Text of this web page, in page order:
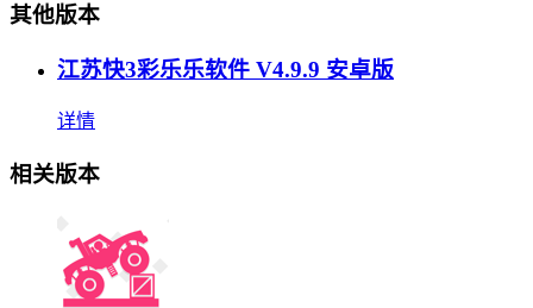
其他版本
江苏快3彩乐乐软件 V4.9.9 安卓版
详情
相关版本